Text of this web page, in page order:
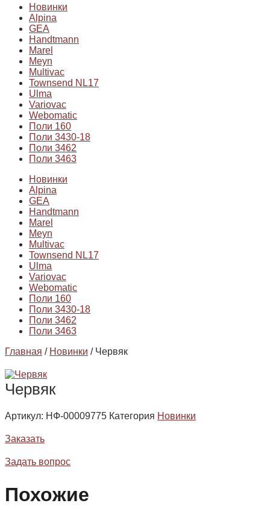
Новинки
Alpina
GEA
Handtmann
Marel
Meyn
Multivac
Townsend NL17
Ulma
Variovac
Webomatic
Поли 160
Поли 3430-18
Поли 3462
Поли 3463
Новинки
Alpina
GEA
Handtmann
Marel
Meyn
Multivac
Townsend NL17
Ulma
Variovac
Webomatic
Поли 160
Поли 3430-18
Поли 3462
Поли 3463
Главная / Новинки / Червяк
Червяк
Артикул: НФ-00009775 Категория Новинки
Заказать
Задать вопрос
Похожие